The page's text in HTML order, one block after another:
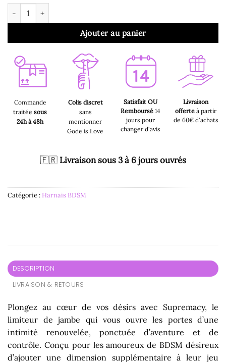
quantité de Harnais BDSM - Retenue Réglable pour les Jambes
Ajouter au panier
Commande
traitée sous
24h à 48h
Colis discret
sans
mentionner
Gode is Love
Satisfait OU
Remboursé14
jours pour
changer d'avis
Livraison
offerte à partir
de 60€ d'achats
🇫🇷 Livraison sous 3 à 6 jours ouvrés
Catégorie :Harnais BDSM
DESCRIPTION
LIVRAISON & RETOURS
Plongez au cœur de vos désirs avec Supremacy, le
limiteur de jambe qui vous ouvre les portes d’une
intimité renouvelée, ponctuée d’aventure et de
contrôle. Conçu pour les amoureux de BDSM désireux
d’ajouter une dimension supplémentaire à leur jeu